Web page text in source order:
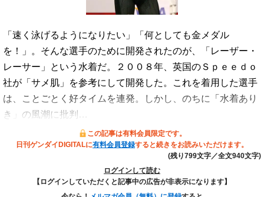
「速く泳げるようになりたい」「何としても金メダル
を！」。そんな選手のために開発されたのが、「レーザー・
レーサー」という水着だ。２００８年、英国のＳｐｅｅｄｏ
社が「サメ肌」を参考にして開発した。これを着用した選手
は、ことごとく好タイムを連発。しかし、のちに「水着あり
き」の風潮に批判…
この記事は有料会員限定です。
日刊ゲンダイDIGITALに有料会員登録すると続きをお読みいただけます。
(残り799文字／全文940文字)
ログインして読む
【ログインしていただくと記事中の広告が非表示になります】